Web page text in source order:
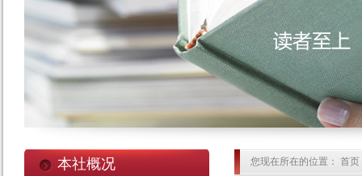
本社概况 您现在所在的位置： 首